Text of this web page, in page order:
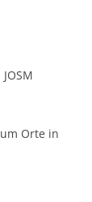
Orte in